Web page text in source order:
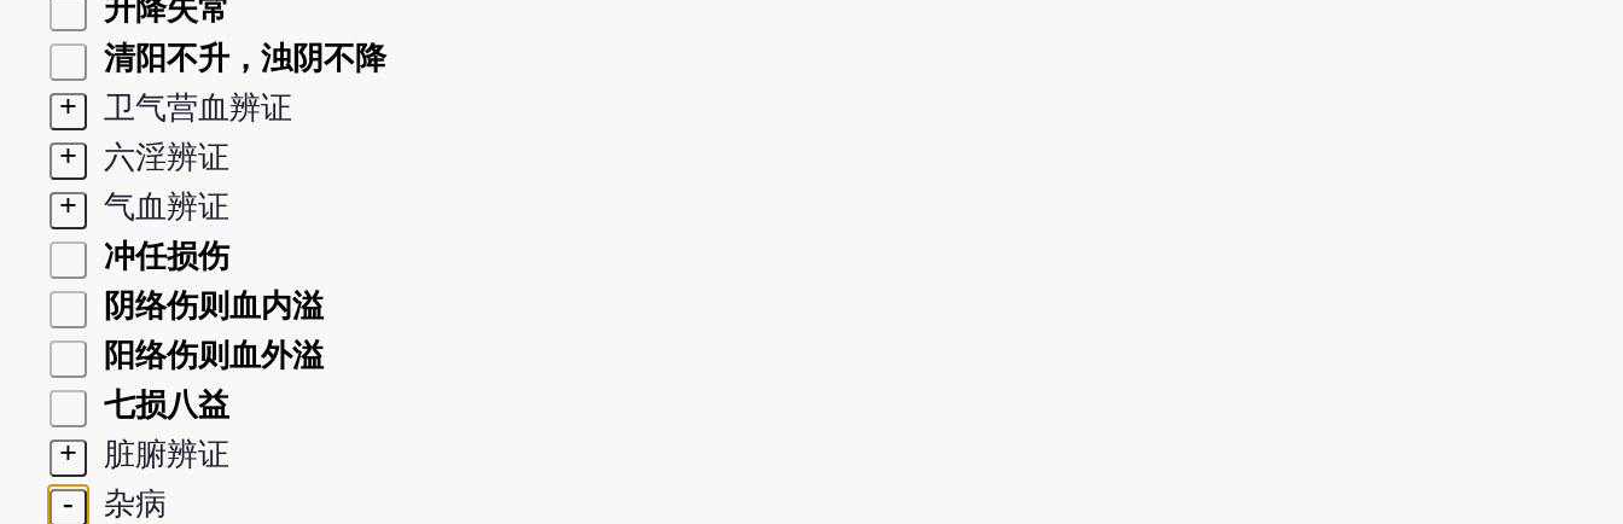
升降失常
清阳不升，浊阴不降
+
卫气营血辨证
+
六淫辨证
+
气血辨证
冲任损伤
阴络伤则血内溢
阳络伤则血外溢
七损八益
+
脏腑辨证
-
杂病